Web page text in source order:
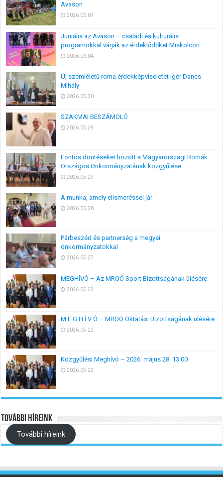
Avason
2026.06.07
Juniális az Avason – családi és kulturális
programokkal várják az érdeklődőket Miskolcon
2026.06.04
Új szemléletű roma érdekképviseletet ígér Dancs
Mihály
2026.05.30
SZAKMAI BESZÁMOLÓ
2026.05.29
Fontos döntéseket hozott a Magyarországi Romák
Országos Önkormányzatának közgyűlése
2026.05.29
A munka, amely elismeréssel jár
2026.05.28
Párbeszéd és partnerség a megyei
önkormányzatokkal
2026.05.27
MEGHÍVÓ – Az MROÖ Sport Bizottságának ülésére
2026.05.23
M E G H Í V Ó – MROÖ Oktatási Bizottságának ülésére
2026.05.22
Közgyűlési Meghívó – 2026. május 28. 13:00
2026.05.22
További híreink
További híreink